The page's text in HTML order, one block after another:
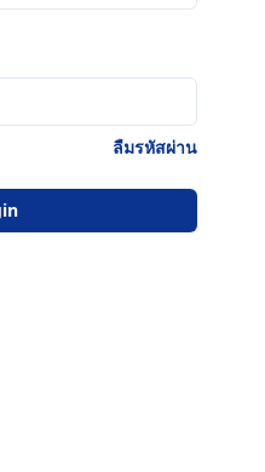
ลืมรหัสผ่าน